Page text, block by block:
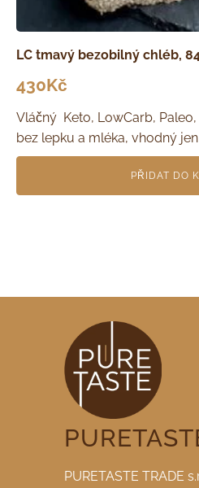
LC tmavý bezobilný chléb,
430Kč
Vláčný Keto, LowCarb, Paleo,
bez lepku a mléka, vhodný jen
PŘIDAT DO
PURETASTE TRADE